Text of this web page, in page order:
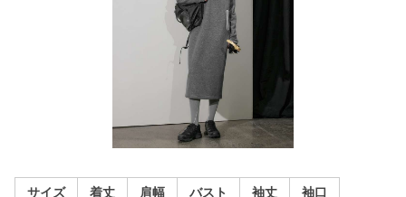
サイズ 着丈 肩幅 バスト 袖丈 袖口